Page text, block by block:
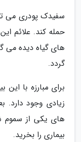
سفیدک پودری می
حمله کند. علائم
های گیاه دیده
گردد.
برای مبارزه با
زیادی وجود دارد.
های یکی از سموم
بیماری را بخرید.